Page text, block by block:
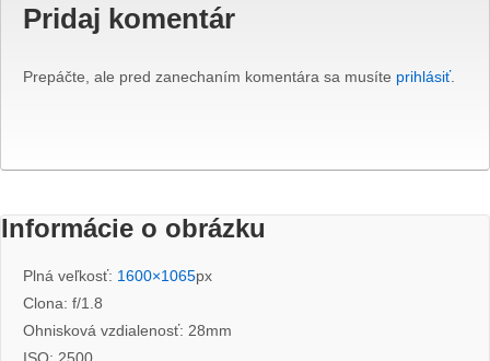
Pridaj komentár
Prepáčte, ale pred zanechaním komentára sa musíte prihlásiť.
Informácie o obrázku
Plná veľkosť: 1600×1065px
Clona: f/1.8
Ohnisková vzdialenosť: 28mm